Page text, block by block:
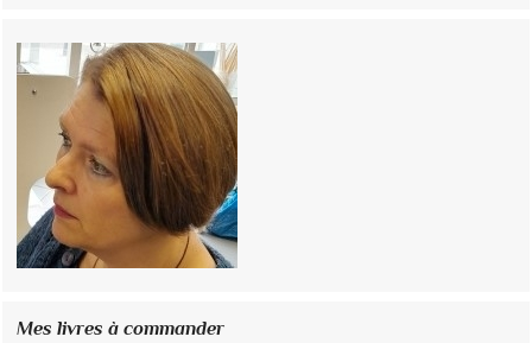
Mes livres à commander